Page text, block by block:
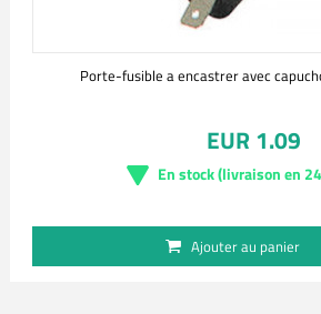
Porte-fusible a encastrer avec
EUR 1.09
En stock (livraison en
Ajouter au panier